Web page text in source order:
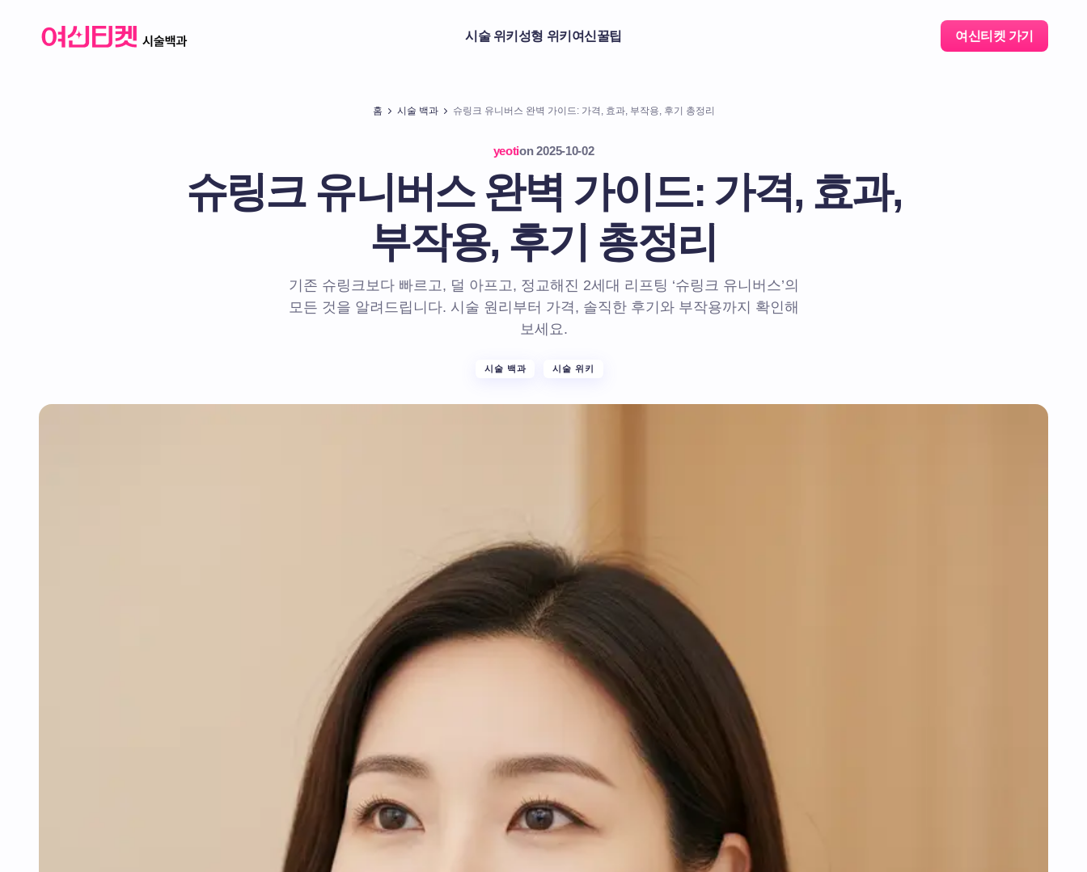
시술 위키 성형 위키 여신꿀팁 여신티켓 가기
홈 시술 백과 슈링크 유니버스 완벽 가이드: 가격, 효과, 부작용, 후기 총정리
yeotion 2025-10-02
슈링크 유니버스 완벽 가이드: 가격, 효과,
부작용, 후기 총정리
기존 슈링크보다 빠르고, 덜 아프고, 정교해진 2세대 리프팅 ‘슈링크 유니버스’의
모든 것을 알려드립니다. 시술 원리부터 가격, 솔직한 후기와 부작용까지 확인해
보세요.
시술 백과 시술 위키